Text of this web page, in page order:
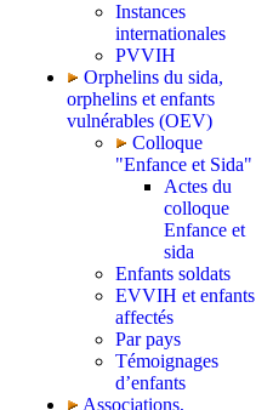
Instances
internationales
PVVIH
Orphelins du sida,
orphelins et enfants
vulnérables (OEV)
Colloque
"Enfance et Sida"
Actes du
colloque
Enfance et
sida
Enfants soldats
EVVIH et enfants
affectés
Par pays
Témoignages
d’enfants
Associations,